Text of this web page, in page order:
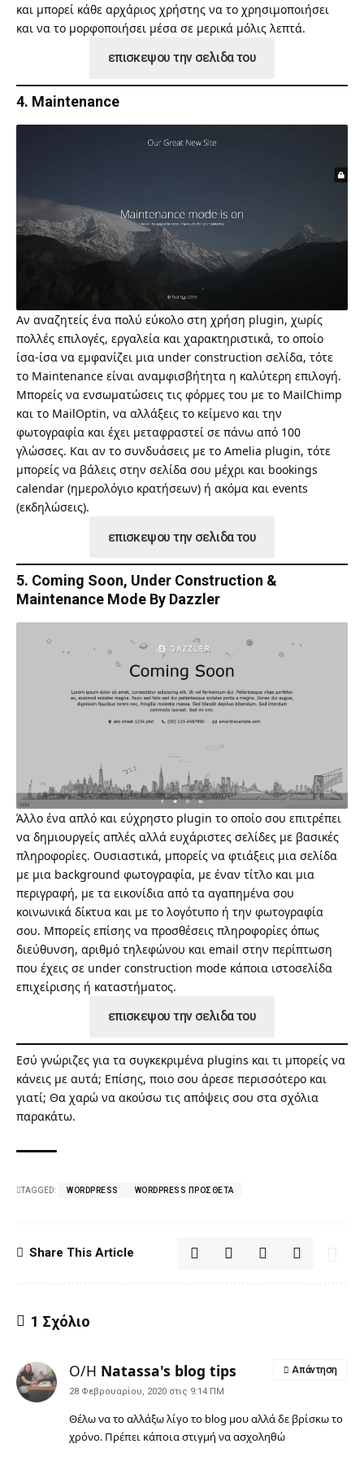
και μπορεί κάθε αρχάριος χρήστης να το χρησιμοποιήσει
και να το μορφοποιήσει μέσα σε μερικά μόλις λεπτά.
επισκεψου την σελιδα του
4. Maintenance
Αν αναζητείς ένα πολύ εύκολο στη χρήση plugin, χωρίς
πολλές επιλογές, εργαλεία και χαρακτηριστικά, το οποίο
ίσα-ίσα να εμφανίζει μια under construction σελίδα, τότε
το Maintenance είναι αναμφισβήτητα η καλύτερη επιλογή.
Μπορείς να ενσωματώσεις τις φόρμες του με το MailChimp
και το MailOptin, να αλλάξεις το κείμενο και την
φωτογραφία και έχει μεταφραστεί σε πάνω από 100
γλώσσες. Και αν το συνδυάσεις με το Amelia plugin, τότε
μπορείς να βάλεις στην σελίδα σου μέχρι και bookings
calendar (ημερολόγιο κρατήσεων) ή ακόμα και events
(εκδηλώσεις).
επισκεψου την σελιδα του
5. Coming Soon, Under Construction &
Maintenance Mode By Dazzler
Άλλο ένα απλό και εύχρηστο plugin το οποίο σου επιτρέπει
να δημιουργείς απλές αλλά ευχάριστες σελίδες με βασικές
πληροφορίες. Ουσιαστικά, μπορείς να φτιάξεις μια σελίδα
με μια background φωτογραφία, με έναν τίτλο και μια
περιγραφή, με τα εικονίδια από τα αγαπημένα σου
κοινωνικά δίκτυα και με το λογότυπο ή την φωτογραφία
σου. Μπορείς επίσης να προσθέσεις πληροφορίες όπως
διεύθυνση, αριθμό τηλεφώνου και email στην περίπτωση
που έχεις σε under construction mode κάποια ιστοσελίδα
επιχείρισης ή καταστήματος.
επισκεψου την σελιδα του
Εσύ γνώριζες για τα συγκεκριμένα plugins και τι μπορείς να
κάνεις με αυτά; Επίσης, ποιο σου άρεσε περισσότερο και
γιατί; Θα χαρώ να ακούσω τις απόψεις σου στα σχόλια
παρακάτω.
TAGGED: WORDPRESS WORDPRESS ΠΡΌΣΘΕΤΑ
Share This Article
1 Σχόλιο
Ο/Η Natassa's blog tips
28 Φεβρουαρίου, 2020 στις 9:14 ΠΜ
Θέλω να το αλλάξω λίγο το blog μου αλλά δε βρίσκω το
χρόνο. Πρέπει κάποια στιγμή να ασχοληθώ
Απάντηση